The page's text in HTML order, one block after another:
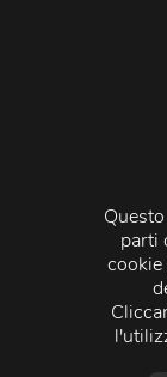
parti
Registro
Fiscale e
Credits: